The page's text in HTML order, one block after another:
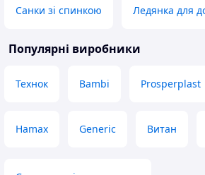
Санки зі спинкою Ледянка для
Популярні виробники
Технок Bambi Prosperplast
Hamax Generic Витан